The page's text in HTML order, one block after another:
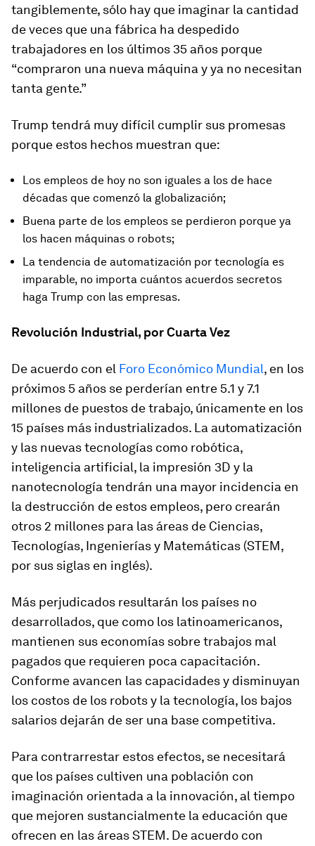
tangiblemente, sólo hay que imaginar la cantidad
de veces que una fábrica ha despedido
trabajadores en los últimos 35 años porque
“compraron una nueva máquina y ya no necesitan
tanta gente.”
Trump tendrá muy difícil cumplir sus promesas
porque estos hechos muestran que:
Los empleos de hoy no son iguales a los de hace
décadas que comenzó la globalización;
Buena parte de los empleos se perdieron porque ya
los hacen máquinas o robots;
La tendencia de automatización por tecnología es
imparable, no importa cuántos acuerdos secretos
haga Trump con las empresas.
Revolución Industrial, por Cuarta Vez
De acuerdo con el Foro Económico Mundial, en los
próximos 5 años se perderían entre 5.1 y 7.1
millones de puestos de trabajo, únicamente en los
15 países más industrializados. La automatización
y las nuevas tecnologías como robótica,
inteligencia artificial, la impresión 3D y la
nanotecnología tendrán una mayor incidencia en
la destrucción de estos empleos, pero crearán
otros 2 millones para las áreas de Ciencias,
Tecnologías, Ingenierías y Matemáticas (STEM,
por sus siglas en inglés).
Más perjudicados resultarán los países no
desarrollados, que como los latinoamericanos,
mantienen sus economías sobre trabajos mal
pagados que requieren poca capacitación.
Conforme avancen las capacidades y disminuyan
los costos de los robots y la tecnología, los bajos
salarios dejarán de ser una base competitiva.
Para contrarrestar estos efectos, se necesitará
que los países cultiven una población con
imaginación orientada a la innovación, al tiempo
que mejoren sustancialmente la educación que
ofrecen en las áreas STEM. De acuerdo con